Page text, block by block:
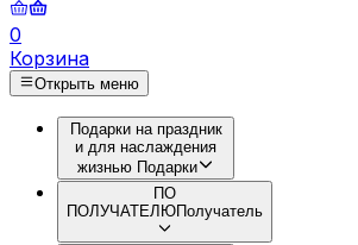
0
Корзина
Открыть меню
Подарки на праздник
и для наслаждения
жизнью Подарки
ПО
ПОЛУЧАТЕЛЮПолучатель